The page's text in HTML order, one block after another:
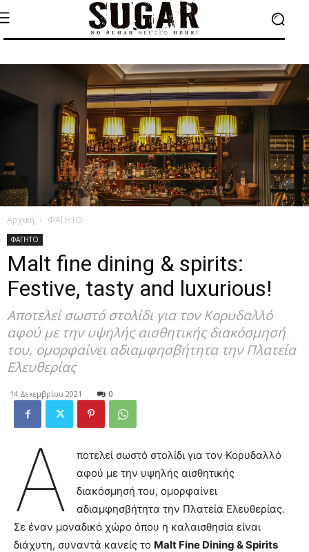
Αρχική ΦΑΓΗΤΟ
ΦΑΓΗΤΟ
Malt fine dining & spirits:
Festive, tasty and luxurious!
Αποτελεί σωστό στολίδι για τον Κορυδαλλό
αφού με την υψηλής αισθητικής διακόσμησή
του, ομορφαίνει αδιαμφησβήτητα την Πλατεία
Ελευθερίας
14 Δεκεμβρίου 2021 0
Α
ποτελεί σωστό στολίδι για τον Κορυδαλλό
αφού με την υψηλής αισθητικής
διακόσμησή του, ομορφαίνει
αδιαμφησβήτητα την Πλατεία Ελευθερίας.
Σε έναν μοναδικό χώρο όπου η καλαισθησία είναι
διάχυτη, συναντά κανείς το Malt Fine Dining & Spirits